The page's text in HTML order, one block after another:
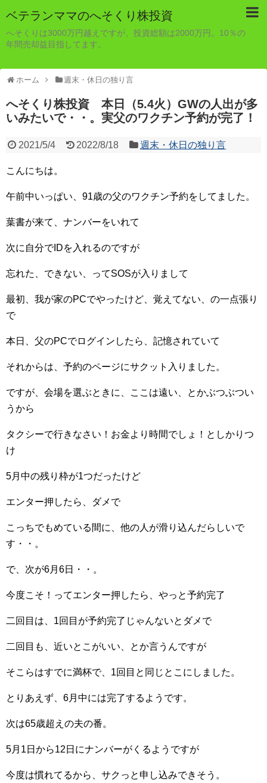
ベテランママのへそくり株投資
へそくりは3000万円越えですが、投資総額は2000万円。10％の
年間売却益目指してます。
ホーム 週末・休日の独り言
へそくり株投資 本日（5.4火）GWの人出が多
いみたいで・・。実父のワクチン予約が完了！
2021/5/4 2022/8/18 週末・休日の独り言
こんにちは。
午前中いっぱい、91歳の父のワクチン予約をしてました。
葉書が来て、ナンバーをいれて
次に自分でIDを入れるのですが
忘れた、できない、ってSOSが入りまして
最初、我が家のPCでやったけど、覚えてない、の一点張り
で
本日、父のPCでログインしたら、記憶されていて
それからは、予約のページにサクット入りました。
ですが、会場を選ぶときに、ここは遠い、とかぶつぶつい
うから
タクシーで行きなさい！お金より時間でしょ！としかりつ
け
5月中の残り枠が1つだったけど
エンター押したら、ダメで
こっちでもめている間に、他の人が滑り込んだらしいで
す・・。
で、次が6月6日・・。
今度こそ！ってエンター押したら、やっと予約完了
二回目は、1回目が予約完了じゃんないとダメで
二回目も、近いとこがいい、とか言うんですが
そこらはすでに満杯で、1回目と同じとこにしました。
とりあえず、6月中には完了するようです。
次は65歳超えの夫の番。
5月1日から12日にナンバーがくるようですが
今度は慣れてるから、サクっと申し込みできそう。